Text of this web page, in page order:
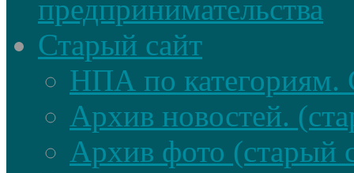
предпринимательства
Старый сайт
НПА по категориям.
Архив новостей.
Архив фото (старый